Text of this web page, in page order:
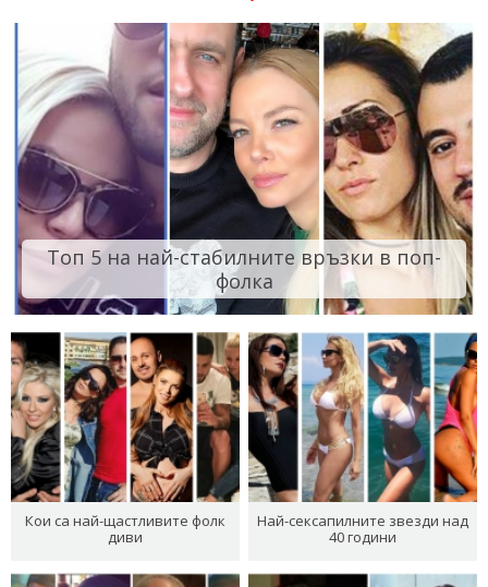
Топ 5 на най-стабилните връзки в поп-
фолка
Кои са най-щастливите фолк
диви
Най-сексапилните звезди над
40 години